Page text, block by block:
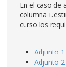
En el caso de
columna
curso los
Adjunto 1
Adjunto 2